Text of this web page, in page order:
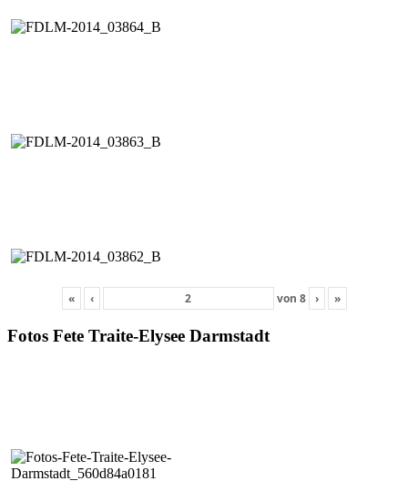
« ‹ von 8 › »
Fotos Fete Traite-Elysee Darmstadt